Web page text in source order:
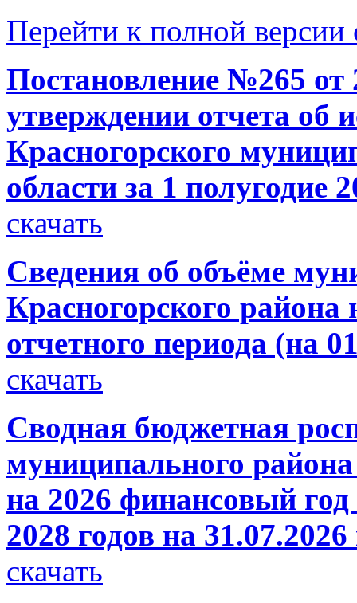
Перейти к полной версии
Постановление №265 от
утверждении отчета об
Красногорского
области за 1 полугодие
скачать
Сведения об объёме
Красногорского района
отчетного периода (на
скачать
Сводная бюджетная
муниципального
на 2026 финансовый
2028 годов на 31.07.2026
скачать